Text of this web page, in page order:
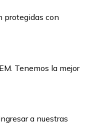
protegidas con
Tenemos la mejor
a nuestras